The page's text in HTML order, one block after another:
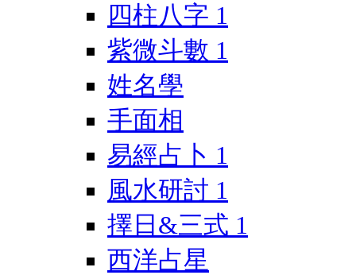
四柱八字 1
紫微斗數 1
姓名學
手面相
易經占卜 1
風水研討 1
擇日&三式 1
西洋占星